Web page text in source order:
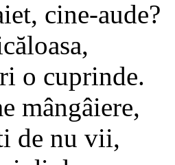
cine-aude?
o cuprinde.
mângâiere,
de nu vii,